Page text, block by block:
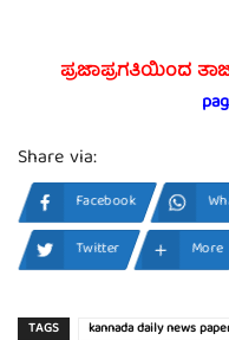
ಪ್ರಜಾಪ್ರಗತಿಯಿಂದ
Share via:
Facebook
Twitter
More
TAGS kannada daily news